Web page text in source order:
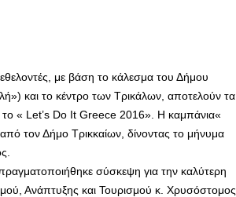
εθελοντές, με βάση το κάλεσμα του Δήμου
και το κέντρο των Τρικάλων, αποτελούν τα
το « Let’s Do It Greece 2016». Η καμπάνια«
τον Δήμο Τρικκαίων, δίνοντας το μήνυμα
σύσκεψη για την καλύτερη
Ανάπτυξης και Τουρισμού κ. Χρυσόστομος